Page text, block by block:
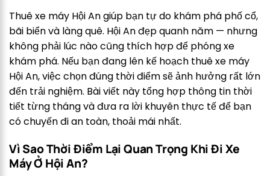
Thuê xe máy Hội An giúp bạn tự do khám phá phố cổ,
bãi biển và làng quê. Hội An đẹp quanh năm — nhưng
không phải lúc nào cũng thích hợp để phóng xe
khám phá. Nếu bạn đang lên kế hoạch thuê xe máy
Hội An, việc chọn đúng thời điểm sẽ ảnh hưởng rất lớn
đến trải nghiệm. Bài viết này tổng hợp thông tin thời
tiết từng tháng và đưa ra lời khuyên thực tế để bạn
có chuyến đi an toàn, thoải mái nhất.
Vì Sao Thời Điểm Lại Quan Trọng Khi Đi Xe
Máy Ở Hội An?